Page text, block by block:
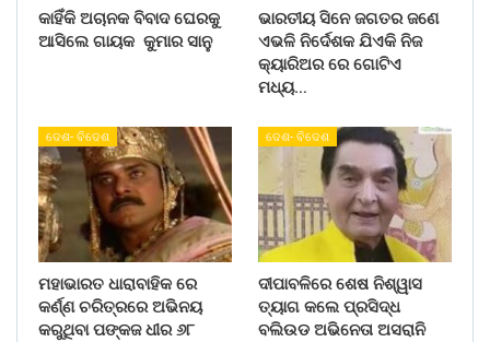
କାହିଁକି ଅଚାନକ ବିବାଦ ଘେରକୁ
ଆସିଲେ ଗାୟକ କୁମାର ସାନୁ
ଭାରତୀୟ ସିନେ ଜଗତର ଜଣେ
ଏଭଳି ନିର୍ଦେଶକ ଯିଏକି ନିଜ
କ୍ୟାରିଅର ରେ ଗୋଟିଏ
ମଧ୍ୟ…
ଦେଶ- ବିଦେଶ
ମହାଭାରତ ଧାରାବାହିକ ରେ
କର୍ଣ୍ଣ ଚରିତ୍ରରେ ଅଭିନୟ
କରୁଥିବା ପଙ୍କଜ ଧୀର ୬୮
ଦେଶ- ବିଦେଶ
ଦୀପାବଳିରେ ଶେଷ ନିଶ୍ୱାସ
ତ୍ୟାଗ କଲେ ପ୍ରସିଦ୍ଧ
ବଲିଉଡ ଅଭିନେତା ଅସରାନି